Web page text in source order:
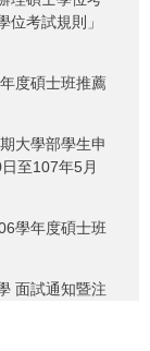
考試規則」
度碩士班推薦
大學部學生申
至107年5月
學年度碩士班
面試通知暨注